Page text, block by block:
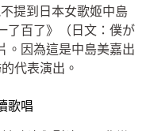
提到日本女歌姬中島
了百了》（日文：僕が
。因為這是中島美嘉出
代表演出。
歌唱